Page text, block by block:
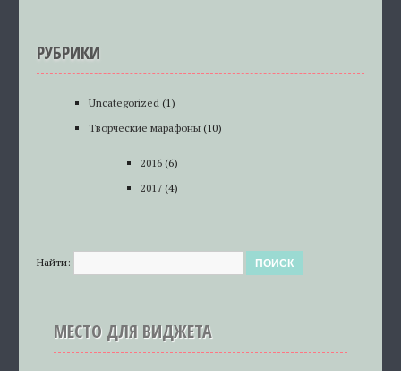
РУБРИКИ
Uncategorized (1)
Творческие марафоны (10)
2016 (6)
2017 (4)
Найти:
МЕСТО ДЛЯ ВИДЖЕТА